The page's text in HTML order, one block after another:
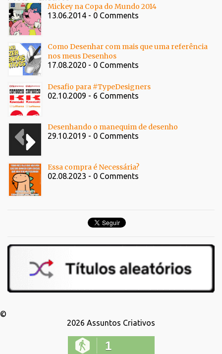
Mickey na Copa do Mundo 2014
13.06.2014 - 0 Comments
Como Desenhar com mais que uma referência
nos meus Desenhos
17.08.2020 - 0 Comments
Desafio para #TypeDesigners
02.10.2009 - 6 Comments
Desenhando o manequim de desenho
29.10.2019 - 0 Comments
Essa compra é Necessária?
02.08.2023 - 0 Comments
©
2026 Assuntos Criativos
1